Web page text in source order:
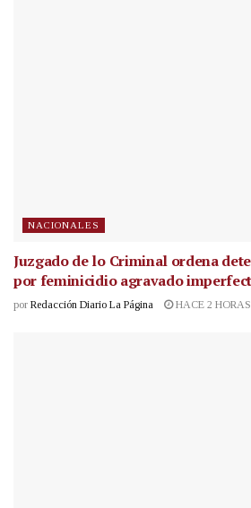
NACIONALES
Juzgado de lo Criminal ordena
por feminicidio agravado
por Redacción Diario La Página HACE 2 HORAS